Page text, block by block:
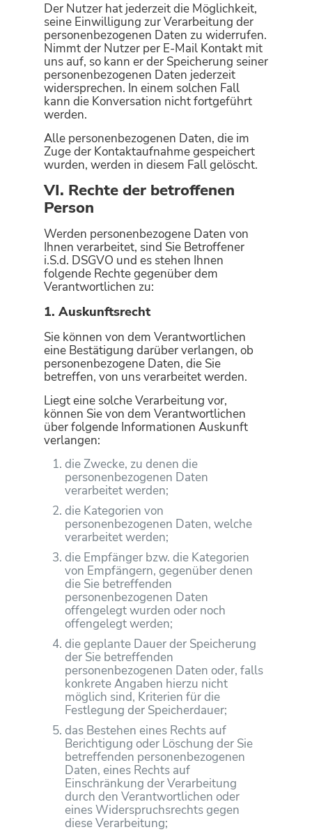
Der Nutzer hat jederzeit die Möglichkeit,
seine Einwilligung zur Verarbeitung der
personenbezogenen Daten zu widerrufen.
Nimmt der Nutzer per E-Mail Kontakt mit
uns auf, so kann er der Speicherung seiner
personenbezogenen Daten jederzeit
widersprechen. In einem solchen Fall
kann die Konversation nicht fortgeführt
werden.
Alle personenbezogenen Daten, die im
Zuge der Kontaktaufnahme gespeichert
wurden, werden in diesem Fall gelöscht.
VI. Rechte der betroffenen
Person
Werden personenbezogene Daten von
Ihnen verarbeitet, sind Sie Betroffener
i.S.d. DSGVO und es stehen Ihnen
folgende Rechte gegenüber dem
Verantwortlichen zu:
1. Auskunftsrecht
Sie können von dem Verantwortlichen
eine Bestätigung darüber verlangen, ob
personenbezogene Daten, die Sie
betreffen, von uns verarbeitet werden.
Liegt eine solche Verarbeitung vor,
können Sie von dem Verantwortlichen
über folgende Informationen Auskunft
verlangen:
die Zwecke, zu denen die
personenbezogenen Daten
verarbeitet werden;
die Kategorien von
personenbezogenen Daten, welche
verarbeitet werden;
die Empfänger bzw. die Kategorien
von Empfängern, gegenüber denen
die Sie betreffenden
personenbezogenen Daten
offengelegt wurden oder noch
offengelegt werden;
die geplante Dauer der Speicherung
der Sie betreffenden
personenbezogenen Daten oder, falls
konkrete Angaben hierzu nicht
möglich sind, Kriterien für die
Festlegung der Speicherdauer;
das Bestehen eines Rechts auf
Berichtigung oder Löschung der Sie
betreffenden personenbezogenen
Daten, eines Rechts auf
Einschränkung der Verarbeitung
durch den Verantwortlichen oder
eines Widerspruchsrechts gegen
diese Verarbeitung;